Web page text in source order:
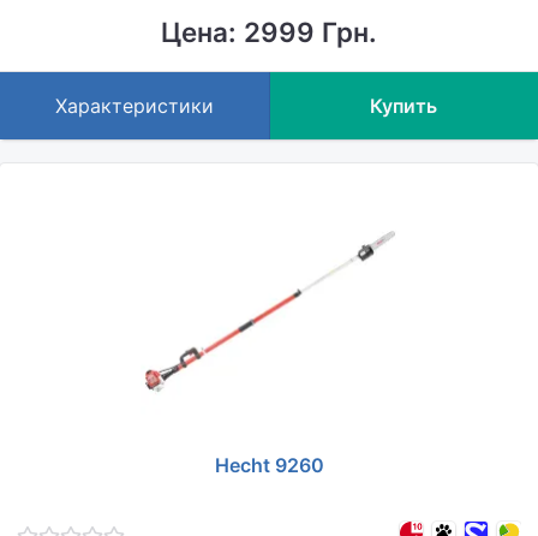
Цена: 2999 Грн.
Характеристики Купить
Hecht 9260